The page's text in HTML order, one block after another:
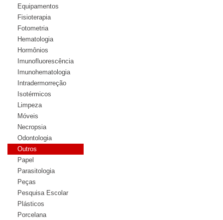
Equipamentos
Fisioterapia
Fotometria
Hematologia
Hormônios
Imunofluorescência
Imunohematologia
Intradermorreção
Isotérmicos
Limpeza
Móveis
Necropsia
Odontologia
Outros
Papel
Parasitologia
Peças
Pesquisa Escolar
Plásticos
Porcelana